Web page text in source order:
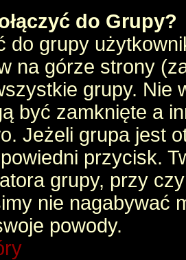
do Grupy?
do grupy
na górze strony
grupy. Nie
być zamknięte a
Jeżeli grupa jest
przycisk.
grupy, przy
nie nagabywać
powody.